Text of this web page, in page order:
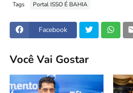
Tags Portal ISSO É BAHIA
Facebook
Você Vai Gostar